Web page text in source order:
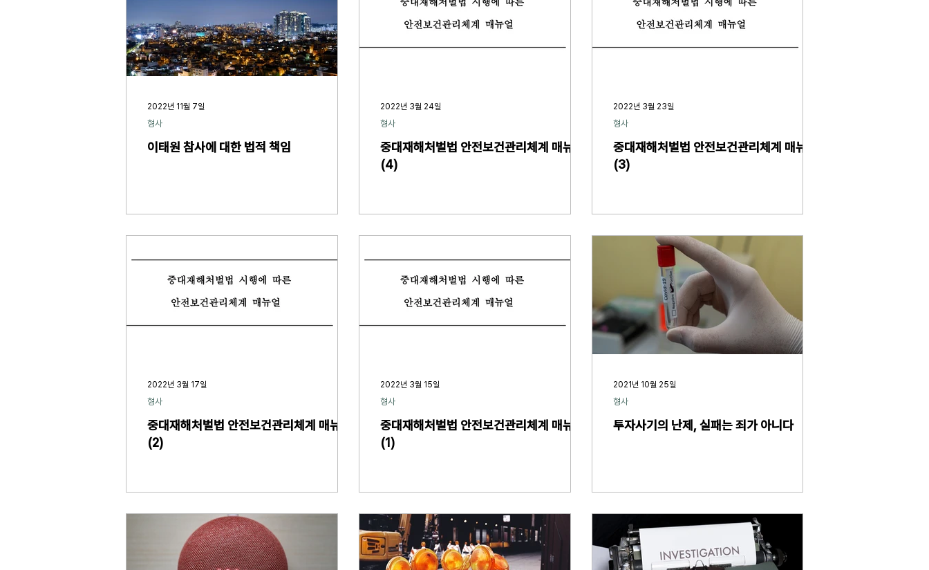
이태원 참사에 대한 법적 책임
형사
2022년 11월 7일
중대재해처벌법 안전보건관리체계 매뉴얼
(4)
형사
2022년 3월 24일
중대재해처벌법 안전보건관리체계 매뉴얼
(3)
형사
2022년 3월 23일
중대재해처벌법 안전보건관리체계 매뉴얼
(2)
형사
2022년 3월 17일
중대재해처벌법 안전보건관리체계 매뉴얼
(1)
형사
2022년 3월 15일
투자사기의 난제, 실패는 죄가 아니다
형사
2021년 10월 25일